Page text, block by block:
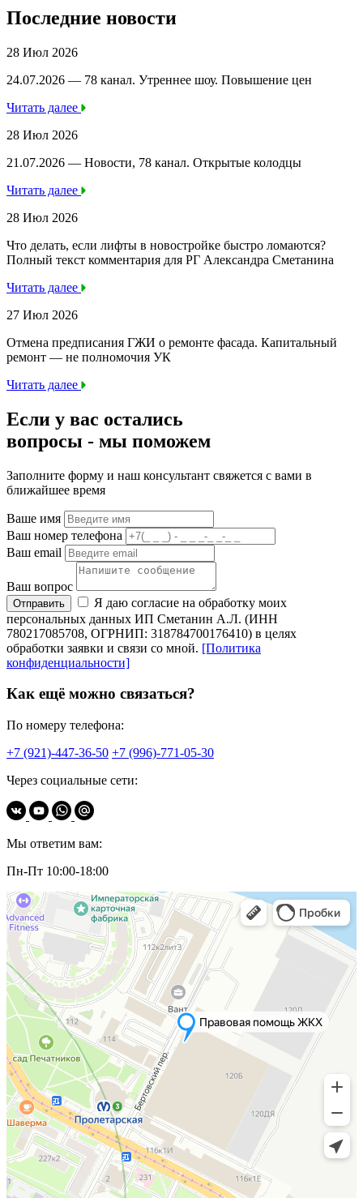
Последние новости
28 Июл 2026
24.07.2026 — 78 канал. Утреннее шоу. Повышение цен
Читать далее
28 Июл 2026
21.07.2026 — Новости, 78 канал. Открытые колодцы
Читать далее
28 Июл 2026
Что делать, если лифты в новостройке быстро ломаются?
Полный текст комментария для РГ Александра Сметанина
Читать далее
27 Июл 2026
Отмена предписания ГЖИ о ремонте фасада. Капитальный
ремонт — не полномочия УК
Читать далее
Если у вас остались
вопросы - мы поможем
Заполните форму и наш консультант свяжется с вами в
ближайшее время
Ваше имя
Ваш номер телефона
Ваш email
Ваш вопрос
Отправить
Я даю согласие на обработку моих
персональных данных ИП Сметанин А.Л. (ИНН
780217085708, ОГРНИП: 318784700176410) в целях
обработки заявки и связи со мной. [Политика
конфиденциальности]
Как ещё можно связаться?
По номеру телефона:
+7 (921)-447-36-50 +7 (996)-771-05-30
Через социальные сети:
Мы ответим вам:
Пн-Пт 10:00-18:00